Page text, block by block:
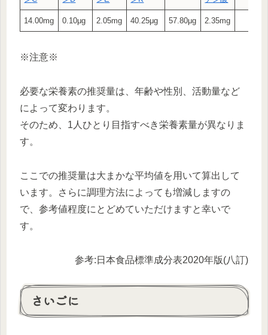
14.00mg 0.10μg 2.05mg 40.25μg 57.80μg 2.35mg
※注意※
必要な栄養素の推奨量は、年齢や性別、活動量など
によって変わります。
そのため、1人ひとり目指すべき栄養素量が異なりま
す。
ここでの推奨量は大まかな平均値を用いて算出して
います。さらに調理方法によっても増減しますの
で、参考値程度にとどめていただけますと幸いで
す。
参考:日本食品標準成分表2020年版(八訂)
さいごに